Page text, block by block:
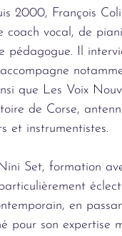
2000, François
coach vocal, de
pédagogue. Il
que Les Voix
de Corse,
et instrumentistes.
Set, formation
en
pour son expertise